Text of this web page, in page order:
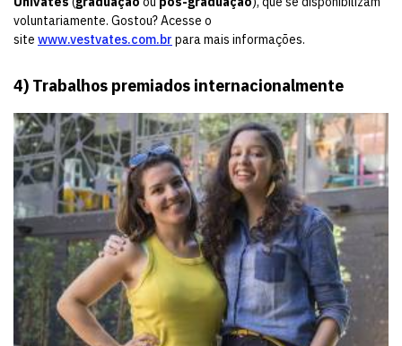
voluntariamente. Gostou? Acesse o
site www.vestvates.com.br para mais informações.
4) Trabalhos premiados internacionalmente